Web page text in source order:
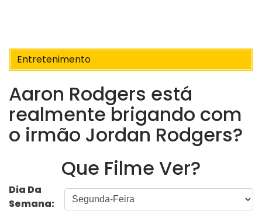
Entretenimento
Aaron Rodgers está
realmente brigando com
o irmão Jordan Rodgers?
Que Filme Ver?
Dia Da
Semana: